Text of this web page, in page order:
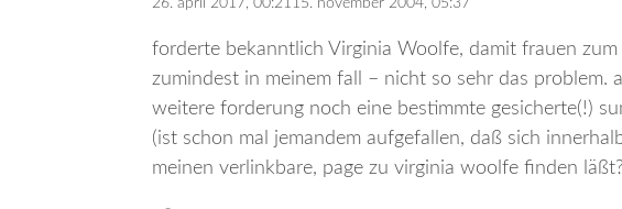
26. april 2017, 00:2115. november 2004, 05:37
forderte bekanntlich Virginia Woolfe, damit frauen
zumindest in meinem fall – nicht so sehr das problem.
weitere forderung noch eine bestimmte gesicherte(!)
(ist schon mal jemandem aufgefallen, daß sich
meinen verlinkbare, page zu virginia woolfe finden